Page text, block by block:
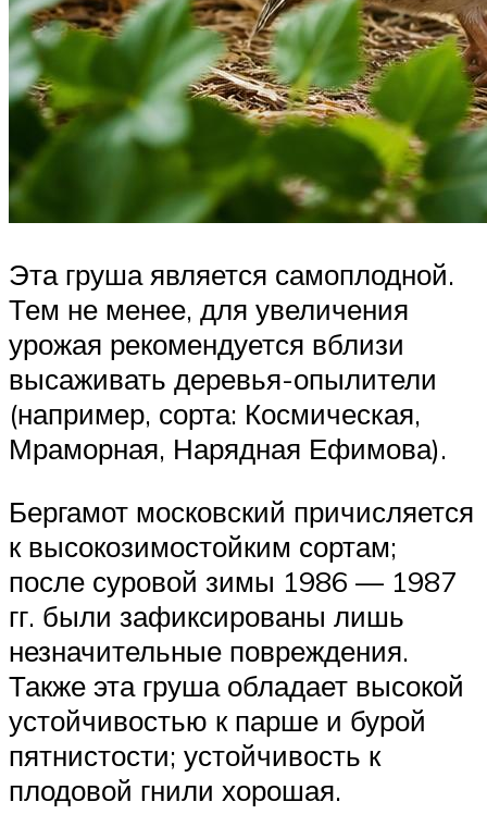
Эта груша является самоплодной.
Тем не менее, для увеличения
урожая рекомендуется вблизи
высаживать деревья-опылители
(например, сорта: Космическая,
Мраморная, Нарядная Ефимова).
Бергамот московский причисляется
к высокозимостойким сортам;
после суровой зимы 1986 — 1987
гг. были зафиксированы лишь
незначительные повреждения.
Также эта груша обладает высокой
устойчивостью к парше и бурой
пятнистости; устойчивость к
плодовой гнили хорошая.